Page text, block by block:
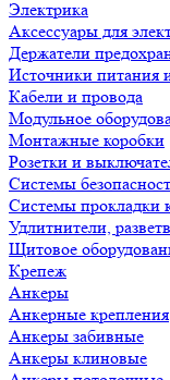
Электрика
Аксессуары для
Держатели
Источники питания
Кабели и провода
Модульное
Монтажные коробки
Розетки и
Системы
Системы прокладки
Удлитнители,
Щитовое
Крепеж
Анкеры
Анкерные крепления
Анкеры забивные
Анкеры клиновые